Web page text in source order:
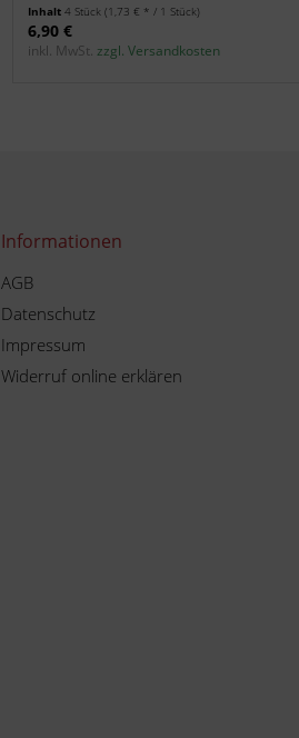
Inhalt 4 Stück (1,73 € * / 1 Stück)
6,90 €
inkl. MwSt. zzgl. Versandkosten
Informationen
AGB
Datenschutz
Impressum
Widerruf online erklären